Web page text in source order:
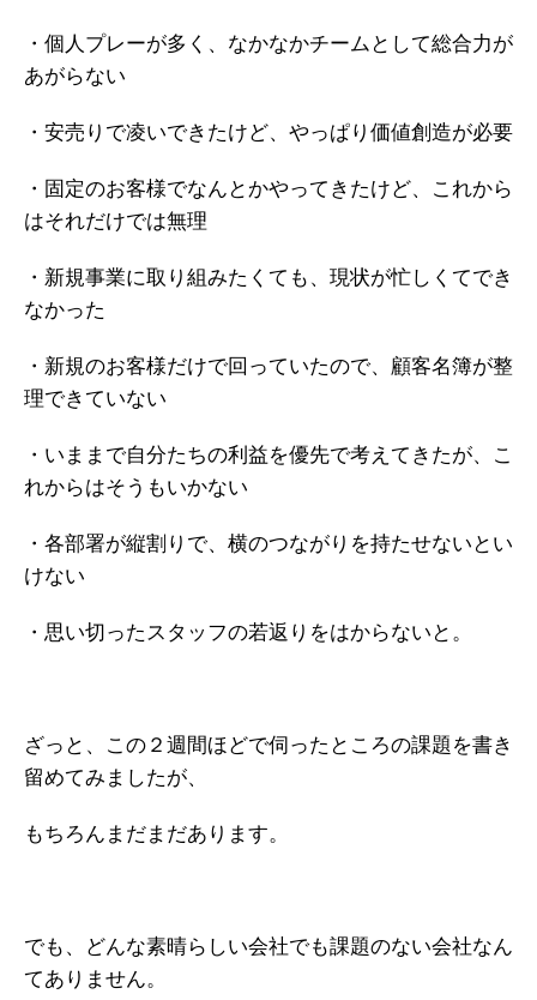
・個人プレーが多く、なかなかチームとして総合力が
あがらない
・安売りで凌いできたけど、やっぱり価値創造が必要
・固定のお客様でなんとかやってきたけど、これから
はそれだけでは無理
・新規事業に取り組みたくても、現状が忙しくてでき
なかった
・新規のお客様だけで回っていたので、顧客名簿が整
理できていない
・いままで自分たちの利益を優先で考えてきたが、こ
れからはそうもいかない
・各部署が縦割りで、横のつながりを持たせないとい
けない
・思い切ったスタッフの若返りをはからないと。
ざっと、この２週間ほどで伺ったところの課題を書き
留めてみましたが、
もちろんまだまだあります。
でも、どんな素晴らしい会社でも課題のない会社なん
てありません。